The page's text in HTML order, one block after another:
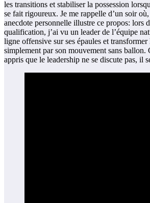
les transitions et stabiliser la possession
se fait rigoureux. Je me rappelle d’un soir
anecdote personnelle illustre ce propos: lors
qualification, j’ai vu un leader de l’équipe
ligne offensive sur ses épaules et
simplement par son mouvement sans ballon.
appris que le leadership ne se discute pas, il